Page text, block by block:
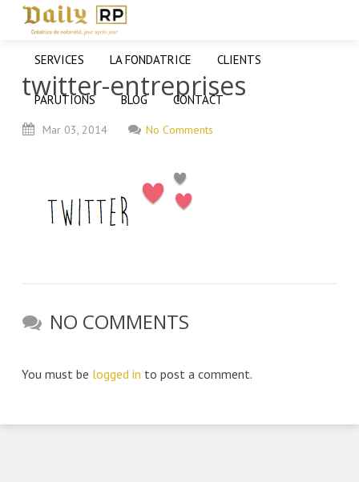
SERVICES LA FONDATRICE CLIENTS
PARUTIONS BLOG CONTACT
twitter-entreprises
Mar 03, 2014 No Comments
NO COMMENTS
You must be logged in to post a comment.